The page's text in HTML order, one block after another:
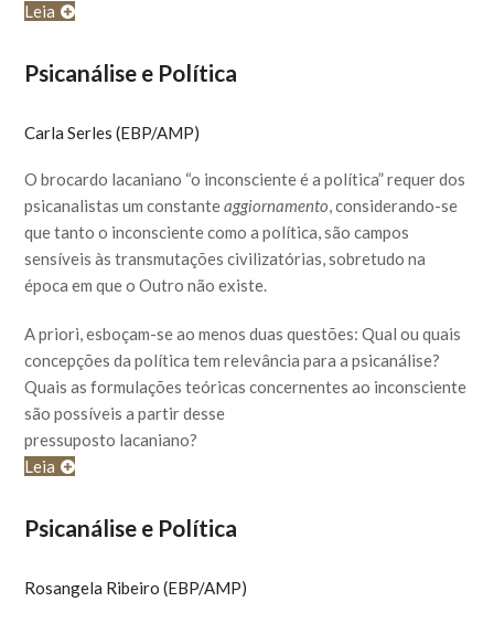
Leia
Psicanálise e Política
Carla Serles (EBP/AMP)
O brocardo lacaniano “o inconsciente é a política” requer dos
psicanalistas um constanteaggiornamento, considerando-se
que tanto o inconsciente como a política, são campos
sensíveis às transmutações civilizatórias, sobretudo na
época em que o Outro não existe.
A priori, esboçam-se ao menos duas questões: Qual ou quais
concepções da política tem relevância para a psicanálise?
Quais as formulações teóricas concernentes ao inconsciente
são possíveis a partir desse
pressuposto lacaniano?
Leia
Psicanálise e Política
Rosangela Ribeiro (EBP/AMP)